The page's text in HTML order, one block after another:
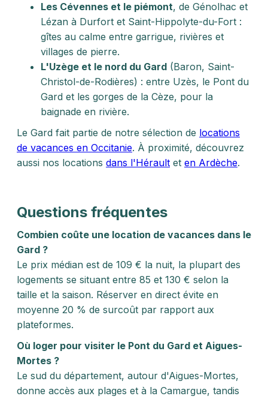
Les Cévennes et le piémont, de Génolhac et
Lézan à Durfort et Saint-Hippolyte-du-Fort :
gîtes au calme entre garrigue, rivières et
villages de pierre.
L'Uzège et le nord du Gard (Baron, Saint-
Christol-de-Rodières) : entre Uzès, le Pont du
Gard et les gorges de la Cèze, pour la
baignade en rivière.
Le Gard fait partie de notre sélection de locations
de vacances en Occitanie. À proximité, découvrez
aussi nos locations dans l'Hérault et en Ardèche.
Questions fréquentes
Combien coûte une location de vacances dans le
Gard ?
Le prix médian est de 109 € la nuit, la plupart des
logements se situant entre 85 et 130 € selon la
taille et la saison. Réserver en direct évite en
moyenne 20 % de surcoût par rapport aux
plateformes.
Où loger pour visiter le Pont du Gard et Aigues-
Mortes ?
Le sud du département, autour d'Aigues-Mortes,
donne accès aux plages et à la Camargue, tandis